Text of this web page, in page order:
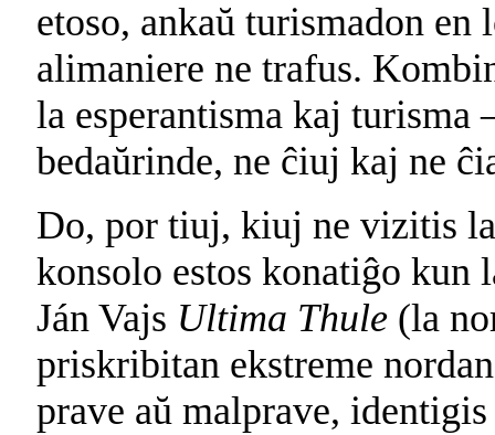
etoso, ankaŭ turismadon
alimaniere ne trafus.
la esperantisma kaj turisma
bedaŭrinde, ne ĉiuj kaj ne
Do, por tiuj, kiuj ne vizitis
konsolo estos konatiĝo kun
Ján Vajs Ultima Thule (la
priskribitan ekstreme
prave aŭ malprave,